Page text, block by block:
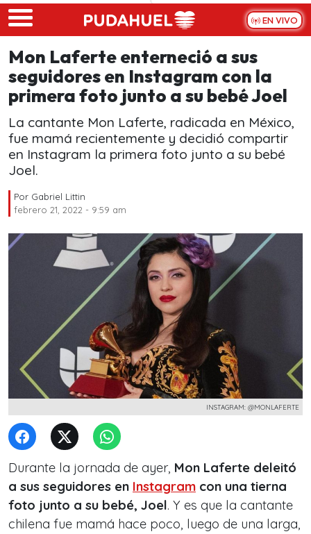
Skip to main content
EN VIVO
Mon Laferte enterneció a sus
seguidores en Instagram con la
primera foto junto a su bebé Joel
La cantante Mon Laferte, radicada en México,
fue mamá recientemente y decidió compartir
en Instagram la primera foto junto a su bebé
Joel.
Por Gabriel Littin
febrero 21, 2022 - 9:59 am
INSTAGRAM: @MONLAFERTE
Durante la jornada de ayer, Mon Laferte deleitó
a sus seguidores en Instagram con una tierna
foto junto a su bebé, Joel. Y es que la cantante
chilena fue mamá hace poco, luego de una larga,